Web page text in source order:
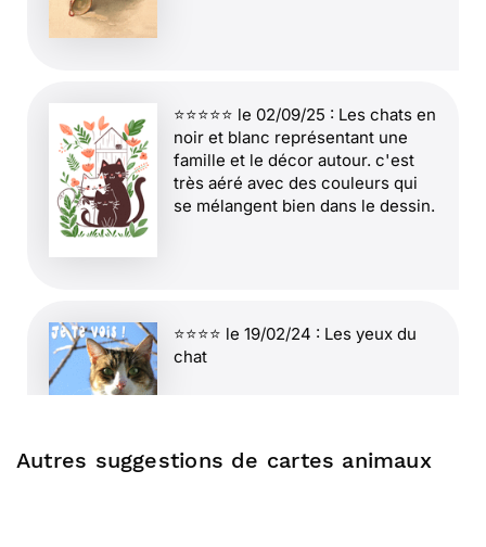
⭐⭐⭐⭐⭐ le 02/09/25 : Les chats en
noir et blanc représentant une
famille et le décor autour. c'est
très aéré avec des couleurs qui
se mélangent bien dans le dessin.
⭐⭐⭐⭐ le 19/02/24 : Les yeux du
chat
Autres suggestions de cartes animaux